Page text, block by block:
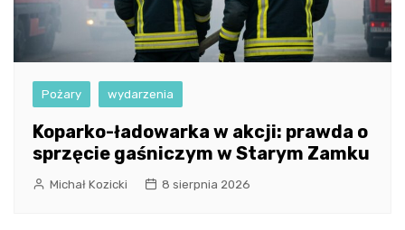
Pożary wydarzenia
Koparko-ładowarka w akcji: prawda o
sprzęcie gaśniczym w Starym Zamku
Michał Kozicki 8 sierpnia 2026